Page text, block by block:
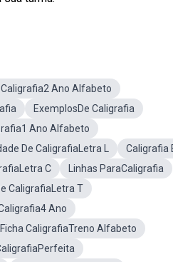
Ano Alfabeto
ExemplosDe Caligrafia
Ano Alfabeto
De CaligrafiaLetra L
Caligrafia
C
Linhas ParaCaligrafia
CaligrafiaLetra T
Ano
Ficha CaligrafiaTreno Alfabeto